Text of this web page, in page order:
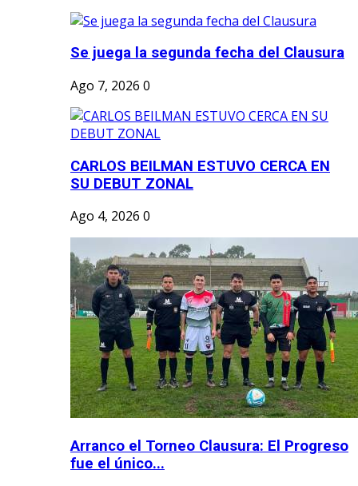
Se juega la segunda fecha del Clausura
Ago 7, 2026 0
CARLOS BEILMAN ESTUVO CERCA EN
SU DEBUT ZONAL
Ago 4, 2026 0
Arranco el Torneo Clausura: El Progreso
fue el único...